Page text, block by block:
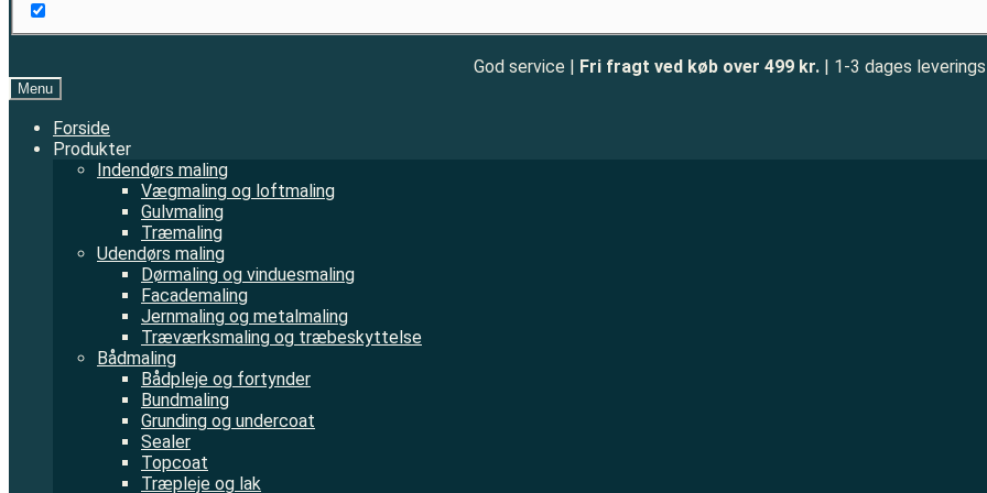
God service | Fri fragt ved køb over 499 kr. | 1-3 dages
Menu
Forside
Produkter
Indendørs maling
Vægmaling og loftmaling
Gulvmaling
Træmaling
Udendørs maling
Dørmaling og vinduesmaling
Facademaling
Jernmaling og metalmaling
Træværksmaling og træbeskyttelse
Bådmaling
Bådpleje og fortynder
Bundmaling
Grunding og undercoat
Sealer
Topcoat
Træpleje og lak